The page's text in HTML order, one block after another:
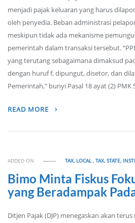
menjadi pajak keluaran yang harus
oleh penyedia. Beban administrasi
meskipun tidak ada mekanisme
pemerintah dalam transaksi tersebut.
yang terutang sebagaimana dimaksud
dengan huruf f, dipungut, disetor, dan
Pemerintah,” bunyi Pasal 18 ayat (2) PMK
READ MORE
ADDED ON TAX, LOCAL,TAX, STATE,
Bimo Minta Fiskus
yang Beradampak
Ditjen Pajak (DJP) menegaskan akan